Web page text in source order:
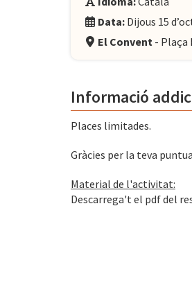
Data: Dijous 15
El Convent - Plaça
Informació
Places limitades.
Gràcies per la teva
Material de l'activitat:
Descarrega't el pdf del